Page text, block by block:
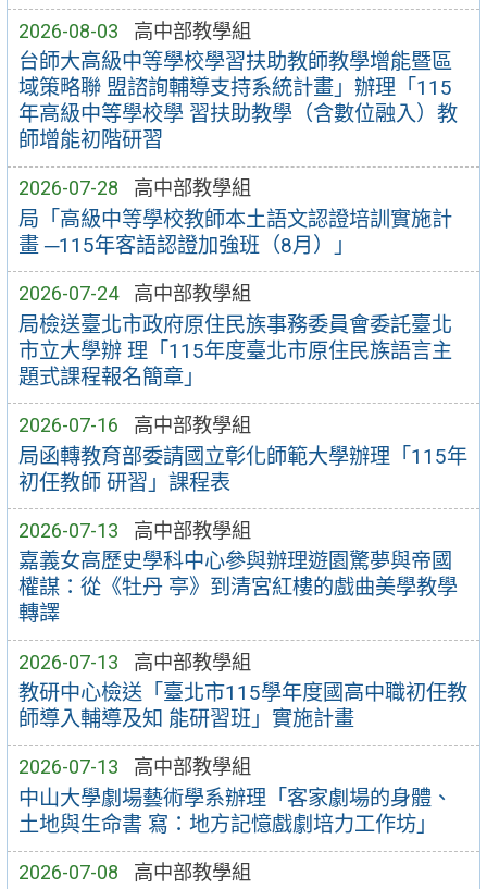
2026-08-03 高中部教學組
台師大高級中等學校學習扶助教師教學增能暨區
域策略聯 盟諮詢輔導支持系統計畫」辦理「115
年高級中等學校學 習扶助教學（含數位融入）教
師增能初階研習
2026-07-28 高中部教學組
局「高級中等學校教師本土語文認證培訓實施計
畫 ─115年客語認證加強班（8月）」
2026-07-24 高中部教學組
局檢送臺北市政府原住民族事務委員會委託臺北
市立大學辦 理「115年度臺北市原住民族語言主
題式課程報名簡章」
2026-07-16 高中部教學組
局函轉教育部委請國立彰化師範大學辦理「115年
初任教師 研習」課程表
2026-07-13 高中部教學組
嘉義女高歷史學科中心參與辦理遊園驚夢與帝國
權謀：從《牡丹 亭》到清宮紅樓的戲曲美學教學
轉譯
2026-07-13 高中部教學組
教研中心檢送「臺北市115學年度國高中職初任教
師導入輔導及知 能研習班」實施計畫
2026-07-13 高中部教學組
中山大學劇場藝術學系辦理「客家劇場的身體、
土地與生命書 寫：地方記憶戲劇培力工作坊」
2026-07-08 高中部教學組